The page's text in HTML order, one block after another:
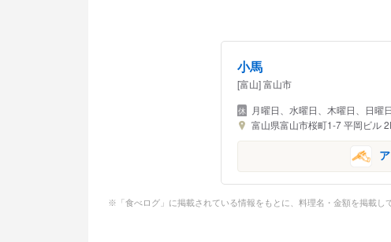
小馬
[富山] 富山市
月曜日、水曜日、木曜日、日曜
富山県富山市桜町1-7 平岡ビル
※「食べログ」に掲載されている情報をもとに、料理名・金額を掲載し